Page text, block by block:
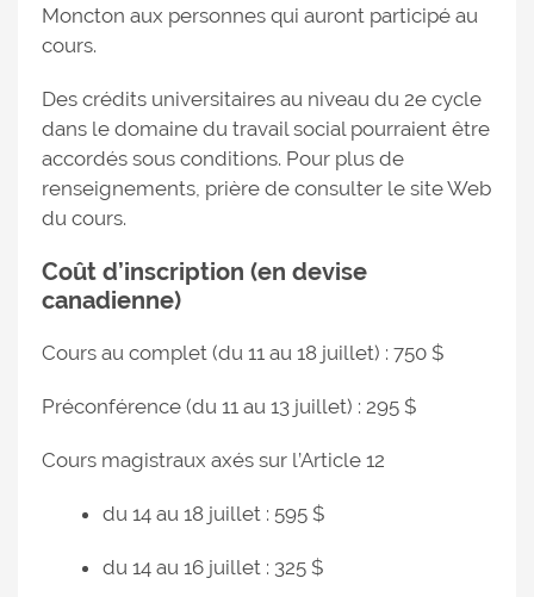
Moncton aux personnes qui auront participé au
cours.
Des crédits universitaires au niveau du 2e cycle
dans le domaine du travail social pourraient être
accordés sous conditions. Pour plus de
renseignements, prière de consulter le site Web
du cours.
Coût d’inscription (en devise
canadienne)
Cours au complet (du 11 au 18 juillet) : 750 $
Préconférence (du 11 au 13 juillet) : 295 $
Cours magistraux axés sur l’Article 12
du 14 au 18 juillet : 595 $
du 14 au 16 juillet : 325 $